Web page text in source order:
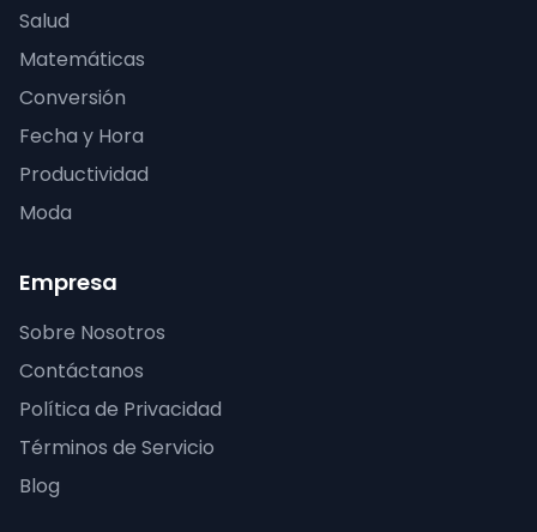
Salud
Matemáticas
Conversión
Fecha y Hora
Productividad
Moda
Empresa
Sobre Nosotros
Contáctanos
Política de Privacidad
Términos de Servicio
Blog